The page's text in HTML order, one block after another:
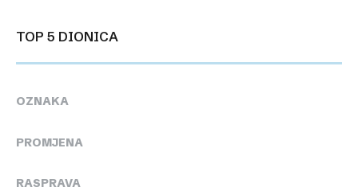
TOP 5 DIONICA
OZNAKA
PROMJENA
RASPRAVA